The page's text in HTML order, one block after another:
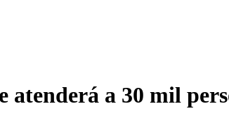
a 30 mil